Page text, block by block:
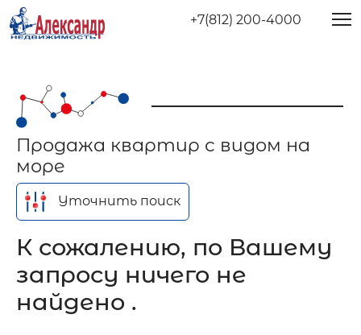
+7(812) 200-4000
Продажа квартир с видом на
море
Уточнить поиск
К сожалению, по Вашему
запросу ничего не
найдено .